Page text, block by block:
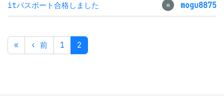
itパスポート合格しました
m mogu8875
« ‹ 前 1 2